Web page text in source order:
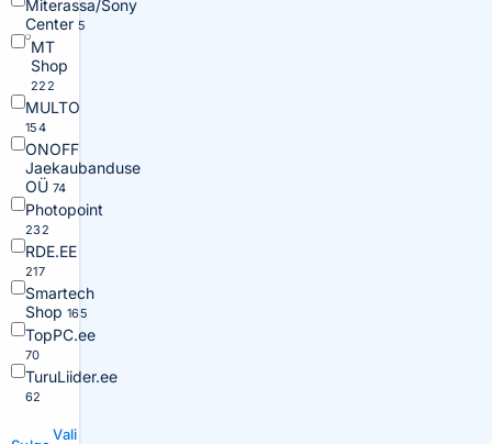
Miterassa/Sony
Center 5
MT
Shop
222
MULTO
154
ONOFF
Jaekaubanduse
OÜ 74
Photopoint
232
RDE.EE
217
Smartech
Shop 165
TopPC.ee
70
TuruLiider.ee
62
Vali